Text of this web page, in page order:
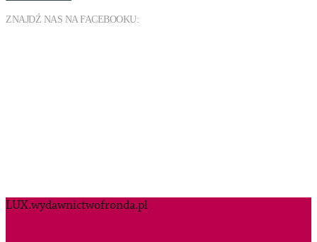
ZNAJDŹ NAS NA FACEBOOKU:
LUX.wydawnictwofronda.pl